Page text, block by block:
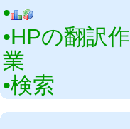
•‎
•‎HPの翻訳作
業
•‎検索